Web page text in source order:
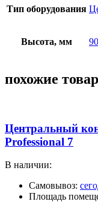
Тип оборудования
Высота, мм
похожие
Центральный
Professional 7
В наличии:
Самовывоз:
Площадь